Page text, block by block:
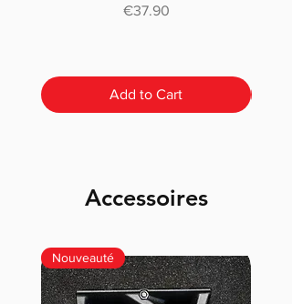
Price
€37.90
Add to Cart
Accessoires
Nouveauté